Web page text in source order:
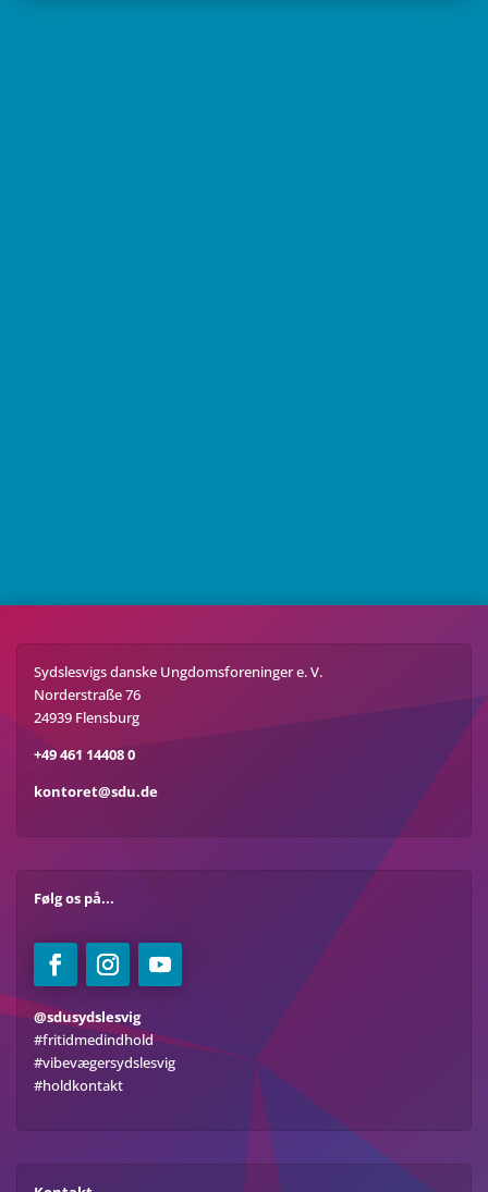
Sydslesvigs danske Ungdomsforeninger e. V.
Norderstraße 76
24939 Flensburg
+49 461 14408 0
kontoret@sdu.de
Følg os på...
@sdusydslesvig
#fritidmedindhold
#vibevægersydslesvig
#holdkontakt